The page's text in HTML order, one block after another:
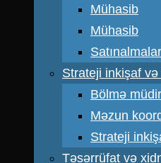
Mühasib
Mühasib
Strateji inkişaf
Bölmə
Məzun
Strateji
Təsərrüfat və